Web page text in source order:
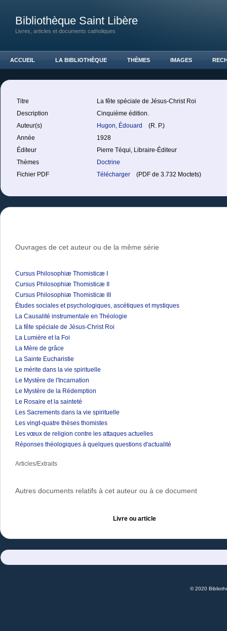
Bibliothèque Saint Libère
Livres, articles et documents catholiques
ACCUEIL LA BIBLIOTHÈQUE THÈMES IMAGES
Titre
La fête spéciale de Jésus-Christ Roi
Description
Cinquième édition.
Auteur(s)
Hugon, Édouard
(R. P.)
Année
1928
Éditeur
Pierre Téqui, Libraire-Éditeur
Thèmes
Doctrine
Fichier PDF
Télécharger (PDF de 3.732 Moctets)
Ouvrages de cet auteur ou de la même série
Cursus Philosophiæ Thomisticæ I
Cursus Philosophiæ Thomisticæ II
Cursus Philosophiæ Thomisticæ III
Études sociales et psychologiques, ascétiques et mystiques
La Causalité instrumentale en Théologie
La fête spéciale de Jésus-Christ Roi
La Lumière et la Foi
La Mère de grâce
La Sainte Eucharistie
Le mérite dans la vie spirituelle
Le Mystère de l'Incarnation
Le Mystère de la Rédemption
Le Rosaire et la sainteté
Les Sacrements dans la vie spirituelle
Les vingt-quatre thèses thomistes
Les vœux de religion contre les attaques actuelles
Réponses théologiques à quelques questions d'actualité
Articles/Extraits
Autres documents relatifs à cet auteur ou à ce document
Livre ou article
© 2020